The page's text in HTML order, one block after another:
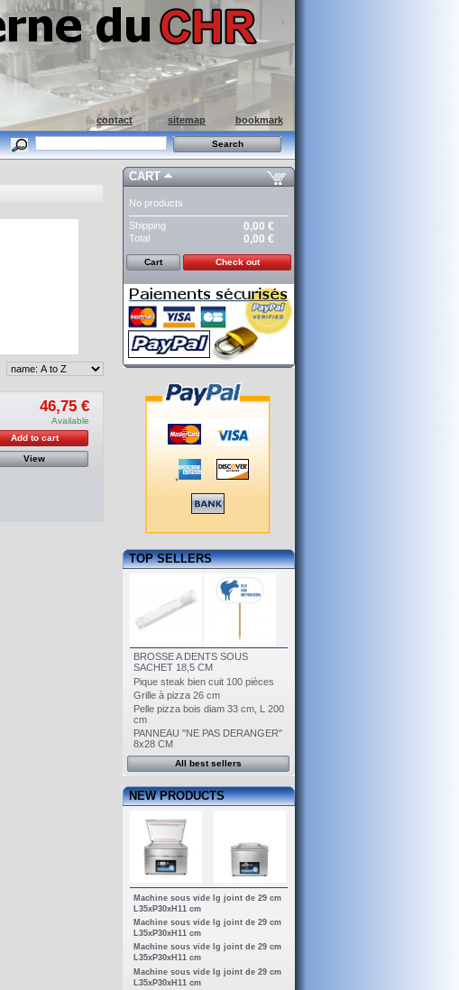
contact sitemap bookmark
46,75 €
Available
Add to cart
View
CART
No products
Shipping 0,00 €
Total 0,00 €
Cart Check out
TOP SELLERS
BROSSE A DENTS SOUS
SACHET 18,5 CM
Pique steak bien cuit 100 pièces
Grille à pizza 26 cm
Pelle pizza bois diam 33 cm, L 200
cm
PANNEAU "NE PAS DERANGER"
8x28 CM
All best sellers
NEW PRODUCTS
Machine sous vide lg joint de 29 cm
L35xP30xH11 cm
Machine sous vide lg joint de 29 cm
L35xP30xH11 cm
Machine sous vide lg joint de 29 cm
L35xP30xH11 cm
Machine sous vide lg joint de 29 cm
L35xP30xH11 cm